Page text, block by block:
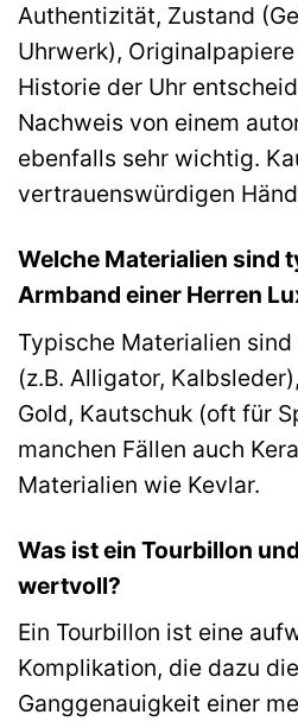
Authentizität, Zustand
Uhrwerk),
Historie der Uhr
Nachweis von einem
ebenfalls sehr wichtig.
vertrauenswürdigen
Welche Materialien sind
Armband einer Herren
Typische Materialien
(z.B. Alligator,
Gold, Kautschuk (oft für
manchen Fällen auch
Materialien wie Kevlar.
Was ist ein Tourbillon
wertvoll?
Ein Tourbillon ist eine
Komplikation, die dazu
Ganggenauigkeit einer